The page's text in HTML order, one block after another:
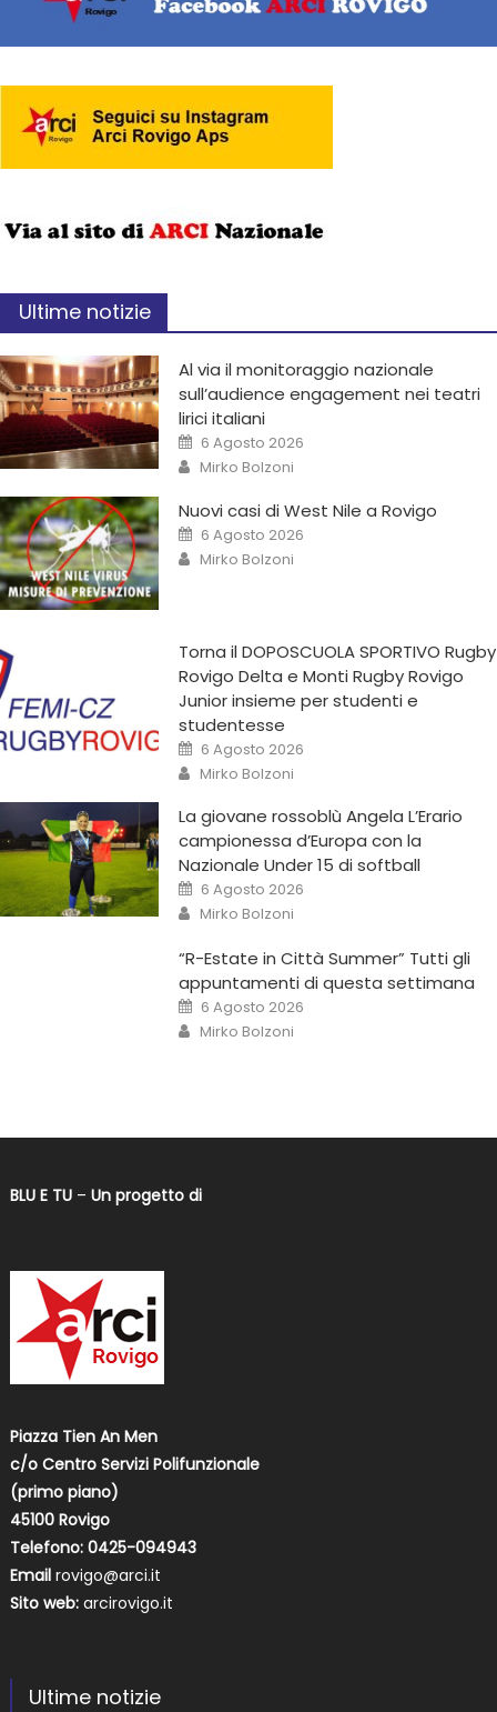
Ultime notizie
Al via il monitoraggio nazionale
sull’audience engagement nei teatri
lirici italiani
6 Agosto 2026
Mirko Bolzoni
Nuovi casi di West Nile a Rovigo
6 Agosto 2026
Mirko Bolzoni
Torna il DOPOSCUOLA SPORTIVO Rugby
Rovigo Delta e Monti Rugby Rovigo
Junior insieme per studenti e
studentesse
6 Agosto 2026
Mirko Bolzoni
La giovane rossoblù Angela L’Erario
campionessa d’Europa con la
Nazionale Under 15 di softball
6 Agosto 2026
Mirko Bolzoni
“R-Estate in Città Summer” Tutti gli
appuntamenti di questa settimana
6 Agosto 2026
Mirko Bolzoni
BLU E TU– Un progetto di
Piazza Tien An Men
c/o Centro Servizi Polifunzionale
(primo piano)
45100 Rovigo
Telefono: 0425-094943
Email rovigo@arci.it
Sito web: arcirovigo.it
Ultime notizie